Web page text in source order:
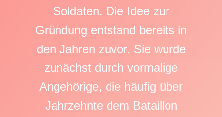
Soldaten. Die Idee zur
Gründung entstand bereits in
den Jahren zuvor. Sie wurde
zunächst durch vormalige
Angehörige, die häufig über
Jahrzehnte dem Bataillon